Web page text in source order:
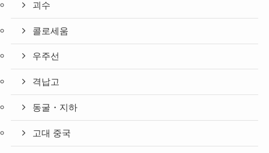
괴수
콜로세움
우주선
격납고
동굴・지하
고대 중국